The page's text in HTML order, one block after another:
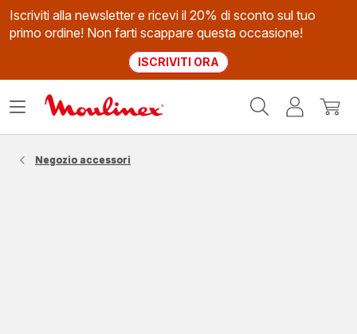
Iscriviti alla newsletter e ricevi il 20% di sconto sul tuo
primo ordine! Non farti scappare questa occasione!
ISCRIVITI ORA
Il
Apri
Negozio accessori